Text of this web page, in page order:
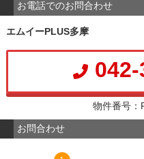
お電話でのお問合わせ
エムイーPLUS多摩
物件番号：
お問合わせ